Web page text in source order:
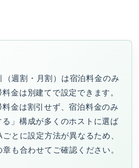
週割・月割）は宿泊料金のみ
金は別建てで設定できます。
金は割引せず、宿泊料金のみ
」構成が多くのホストに選ば
とに設定方法が異なるため、
も合わせてご確認ください。